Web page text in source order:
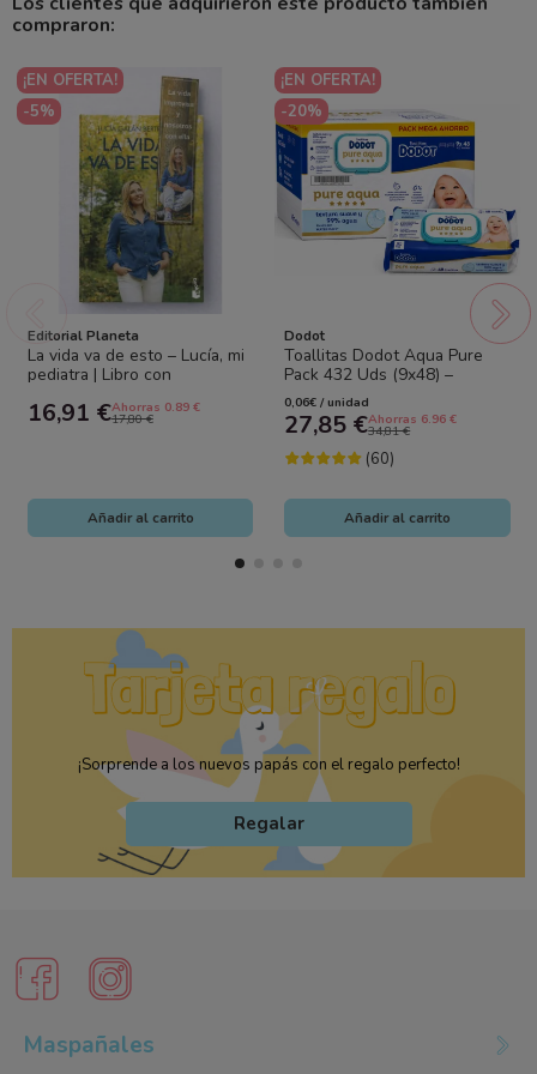
compraron:
¡EN OFERTA!
-5%
Editorial Planeta
La vida va de esto – Lucía, mi
pediatra | Libro con
16,91 €Ahorras 0.89 €
17,80 €
Añadir al carrito
¡EN OFERTA!
-20%
Dodot
Toallitas Dodot Aqua Pure
Pack 432 Uds (9x48) –
Máxima Pureza y Suavidad
para la Piel...
0,06€ / unidad
27,85 €Ahorras 6.96 €
34,81 €
(60)
Añadir al carrito
¡Sorprende a los nuevos papás con el regalo perfecto!
Regalar
Maspañales